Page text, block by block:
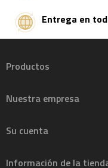
Entrega en
Productos
Nuestra empresa
Su cuenta
Información de la